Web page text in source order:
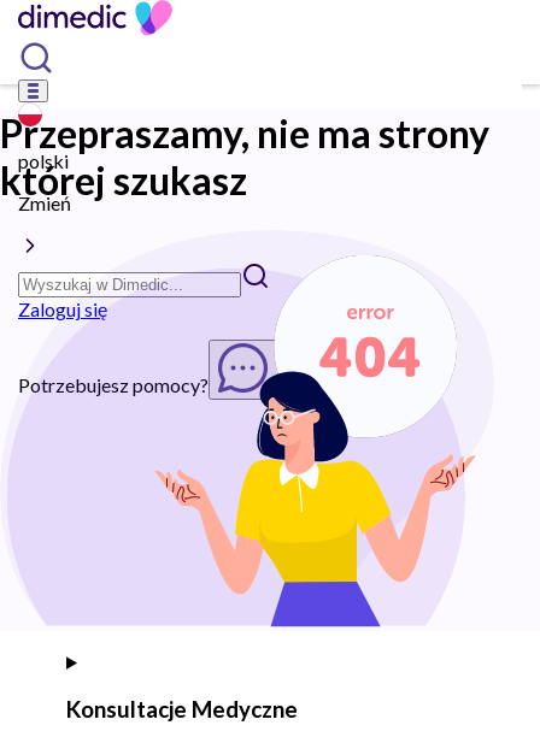
polski
Zmień
Zaloguj się
Potrzebujesz pomocy? Rozpocznij chat
Przepraszamy, nie ma strony
której szukasz
Konsultacje Medyczne